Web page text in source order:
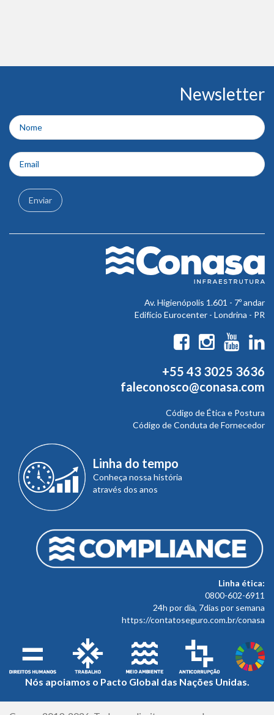
rodapé
Newsletter
Enviar
Av. Higienópolis 1.601 - 7º andar
Edifício Eurocenter - Londrina - PR
+55 43 3025 3636
faleconosco@conasa.com
Código de Ética e Postura
Código de Conduta de Fornecedor
Linha do tempo
Conheça nossa história
através dos anos
Linha ética:
0800-602-6911
24h por dia, 7dias por semana
https://contatoseguro.com.br/conasa
Nós apoiamos o Pacto Global das Nações Unidas.